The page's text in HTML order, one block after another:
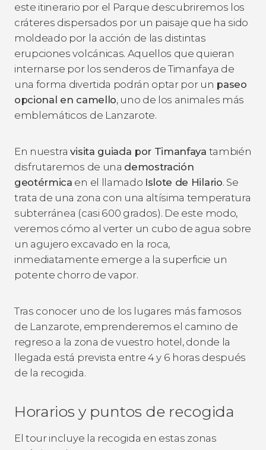
este itinerario por el Parque descubriremos los
cráteres dispersados por un paisaje que ha sido
moldeado por la acción de las distintas
erupciones volcánicas. Aquellos que quieran
internarse por los senderos de Timanfaya de
una forma divertida podrán optar por un paseo
opcional en camello, uno de los animales más
emblemáticos de Lanzarote.
En nuestravisita guiada por Timanfaya también
disfrutaremos de una demostración
geotérmica en el llamado Islote de Hilario. Se
trata de una zona con una altísima temperatura
subterránea (casi 600 grados). De este modo,
veremos cómo al verter un cubo de agua sobre
un agujero excavado en la roca,
inmediatamente emerge a la superficie un
potente chorro de vapor.
Tras conocer uno de los lugares más famosos
de Lanzarote, emprenderemos el camino de
regreso a la zona de vuestro hotel, donde la
llegada está prevista entre 4 y 6 horas después
de la recogida.
Horarios y puntos de recogida
El tour incluye la recogida en estas zonas